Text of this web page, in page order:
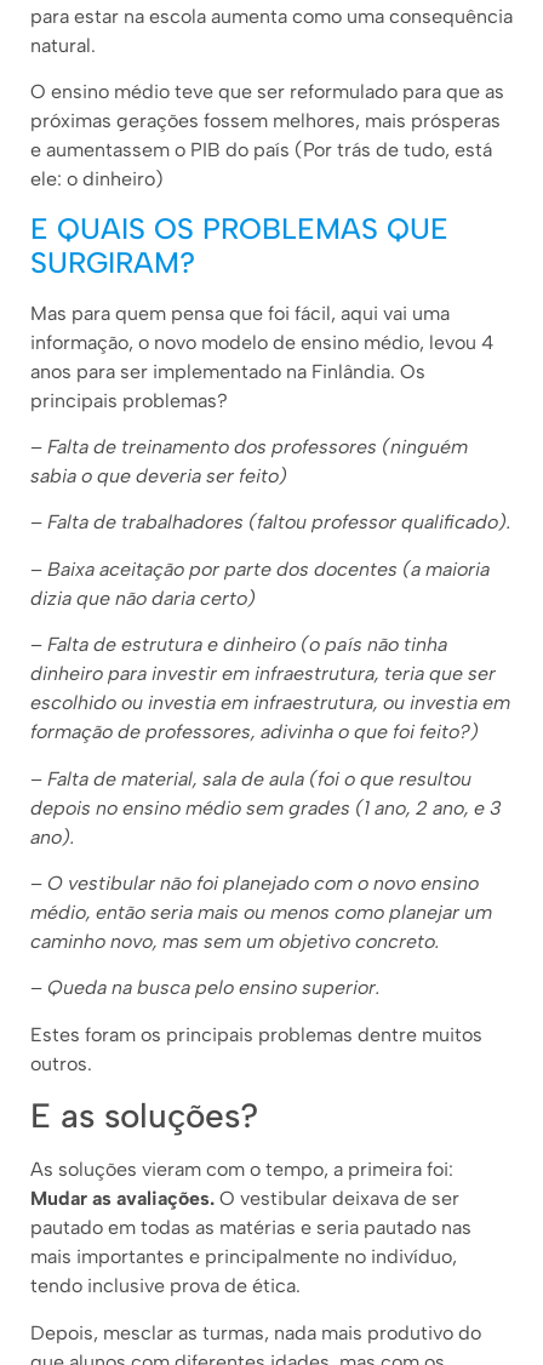
para estar na escola aumenta como uma consequência
natural.
O ensino médio teve que ser reformulado para que as
próximas gerações fossem melhores, mais prósperas
e aumentassem o PIB do país (Por trás de tudo, está
ele: o dinheiro)
E QUAIS OS PROBLEMAS QUE
SURGIRAM?
Mas para quem pensa que foi fácil, aqui vai uma
informação, o novo modelo de ensino médio, levou 4
anos para ser implementado na Finlândia. Os
principais problemas?
– Falta de treinamento dos professores (ninguém
sabia o que deveria ser feito)
– Falta de trabalhadores (faltou professor qualificado).
– Baixa aceitação por parte dos docentes (a maioria
dizia que não daria certo)
– Falta de estrutura e dinheiro (o país não tinha
dinheiro para investir em infraestrutura, teria que ser
escolhido ou investia em infraestrutura, ou investia em
formação de professores, adivinha o que foi feito?)
– Falta de material, sala de aula (foi o que resultou
depois no ensino médio sem grades (1 ano, 2 ano, e 3
ano).
– O vestibular não foi planejado com o novo ensino
médio, então seria mais ou menos como planejar um
caminho novo, mas sem um objetivo concreto.
– Queda na busca pelo ensino superior.
Estes foram os principais problemas dentre muitos
outros.
E as soluções?
As soluções vieram com o tempo, a primeira foi:
Mudar as avaliações. O vestibular deixava de ser
pautado em todas as matérias e seria pautado nas
mais importantes e principalmente no indivíduo,
tendo inclusive prova de ética.
Depois, mesclar as turmas, nada mais produtivo do